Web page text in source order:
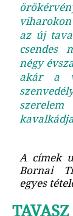
az új
csendes
négy
akár a
A címek
Bornai
egyes
TAVASZ